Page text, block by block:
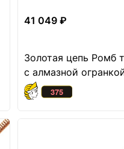
41 049 ₽
Золотая цепь Ромб
с алмазной